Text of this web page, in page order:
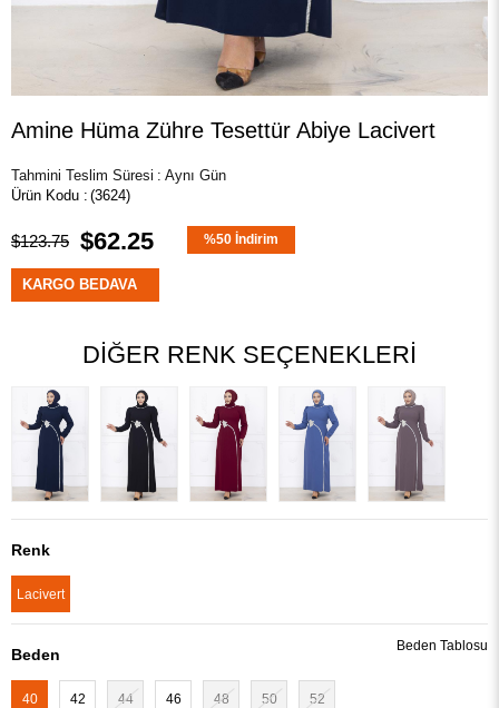
Amine Hüma Zühre Tesettür Abiye Lacivert
Tahmini Teslim Süresi : Aynı Gün
(3624)
$123.75 $62.25 %50 İndirim
KARGO BEDAVA
DIĞER RENK SEÇENEKLERI
Renk
Lacivert
Beden
40 42 44 46 48 50 52
Beden Tablosu